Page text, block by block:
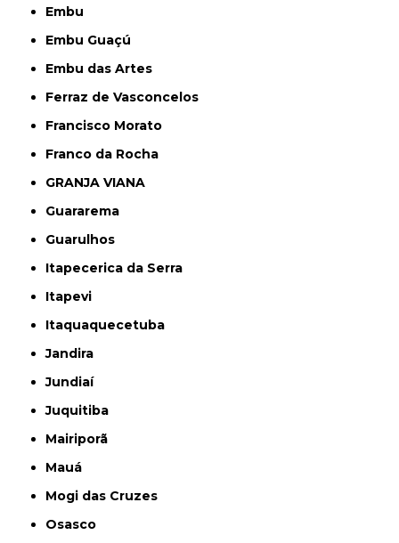
Embu
Embu Guaçú
Embu das Artes
Ferraz de Vasconcelos
Francisco Morato
Franco da Rocha
GRANJA VIANA
Guararema
Guarulhos
Itapecerica da Serra
Itapevi
Itaquaquecetuba
Jandira
Jundiaí
Juquitiba
Mairiporã
Mauá
Mogi das Cruzes
Osasco